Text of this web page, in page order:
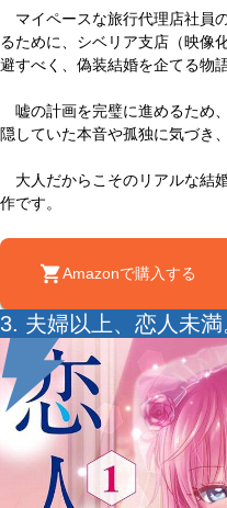
マイペースな旅行代理店社員
るために、シベリア支店（映像
避すべく、偽装結婚を企てる物語
嘘の計画を完璧に進めるため
隠していた本音や孤独に気づき
大人だからこそのリアルな結
作です。
Amazonで購入する
3. 夫婦以上、恋人未満